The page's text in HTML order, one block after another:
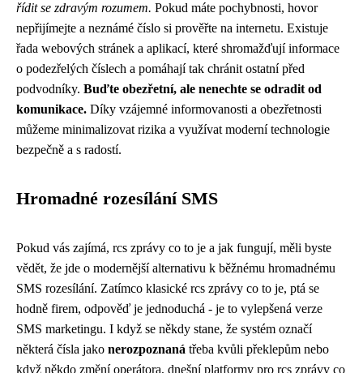
řídit se zdravým rozumem. Pokud máte pochybnosti, hovor
nepřijímejte a neznámé číslo si prověřte na internetu. Existuje
řada webových stránek a aplikací, které shromažďují informace
o podezřelých číslech a pomáhají tak chránit ostatní před
podvodníky. Buďte obezřetní, ale nenechte se odradit od
komunikace. Díky vzájemné informovanosti a obezřetnosti
můžeme minimalizovat rizika a využívat moderní technologie
bezpečně a s radostí.
Hromadné rozesílání SMS
Pokud vás zajímá, rcs zprávy co to je a jak fungují, měli byste
vědět, že jde o modernější alternativu k běžnému hromadnému
SMS rozesílání. Zatímco klasické rcs zprávy co to je, ptá se
hodně firem, odpověď je jednoduchá - je to vylepšená verze
SMS marketingu. I když se někdy stane, že systém označí
některá čísla jako nerozpoznaná třeba kvůli překlepům nebo
když někdo změní operátora, dnešní platformy pro rcs zprávy co